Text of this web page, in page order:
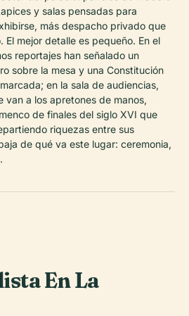
y salas pensadas para
más despacho privado que
mejor detalle es pequeño. En el
reportajes han señalado un
sobre la mesa y una Constitución
en la sala de audiencias,
van a los apretones de manos,
de finales del siglo XVI que
riquezas entre sus
de qué va este lugar: ceremonia,
En La